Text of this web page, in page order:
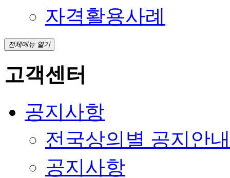
자격활용사례
전체메뉴 열기
고객센터
공지사항
전국상의별 공지안내
공지사항